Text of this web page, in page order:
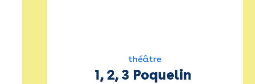
théâtre
1, 2, 3 Poquelin